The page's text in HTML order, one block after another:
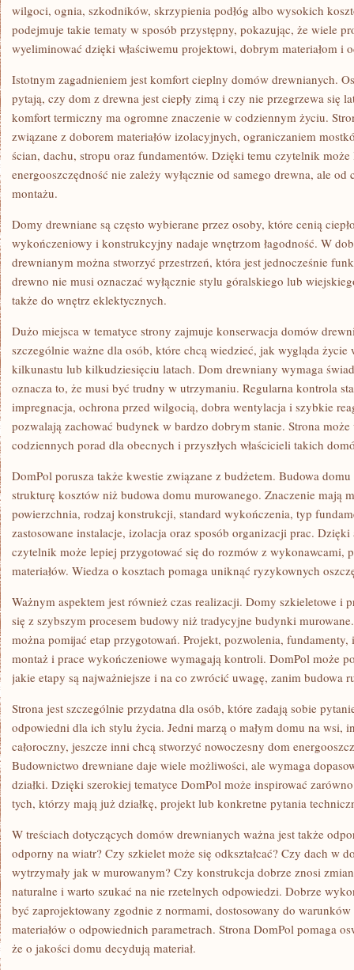
wilgoci, ognia, szkodników, skrzypienia podłóg albo wysokich
podejmuje takie tematy w sposób przystępny, pokazując, że wiele
wyeliminować dzięki właściwemu projektowi, dobrym materiałom i
Istotnym zagadnieniem jest komfort cieplny domów drewnianych.
pytają, czy dom z drewna jest ciepły zimą i czy nie przegrzewa się
komfort termiczny ma ogromne znaczenie w codziennym życiu.
związane z doborem materiałów izolacyjnych, ograniczaniem
ścian, dachu, stropu oraz fundamentów. Dzięki temu czytelnik
energooszczędność nie zależy wyłącznie od samego drewna, ale od
montażu.
Domy drewniane są często wybierane przez osoby, które cenią
wykończeniowy i konstrukcyjny nadaje wnętrzom łagodność. W
drewnianym można stworzyć przestrzeń, która jest jednocześnie
drewno nie musi oznaczać wyłącznie stylu góralskiego lub
także do wnętrz eklektycznych.
Dużo miejsca w tematyce strony zajmuje konserwacja domów
szczególnie ważne dla osób, które chcą wiedzieć, jak wygląda
kilkunastu lub kilkudziesięciu latach. Dom drewniany wymaga
oznacza to, że musi być trudny w utrzymaniu. Regularna kontrola
impregnacja, ochrona przed wilgocią, dobra wentylacja i szybkie
pozwalają zachować budynek w bardzo dobrym stanie. Strona
codziennych porad dla obecnych i przyszłych właścicieli takich
DomPol porusza także kwestie związane z budżetem. Budowa
strukturę kosztów niż budowa domu murowanego. Znaczenie mają
powierzchnia, rodzaj konstrukcji, standard wykończenia, typ
zastosowane instalacje, izolacja oraz sposób organizacji prac.
czytelnik może lepiej przygotować się do rozmów z wykonawcami,
materiałów. Wiedza o kosztach pomaga uniknąć ryzykownych
Ważnym aspektem jest również czas realizacji. Domy szkieletowe i
się z szybszym procesem budowy niż tradycyjne budynki
można pomijać etap przygotowań. Projekt, pozwolenia, fundamenty,
montaż i prace wykończeniowe wymagają kontroli. DomPol może
jakie etapy są najważniejsze i na co zwrócić uwagę, zanim budowa
Strona jest szczególnie przydatna dla osób, które zadają sobie
odpowiedni dla ich stylu życia. Jedni marzą o małym domu na wsi,
całoroczny, jeszcze inni chcą stworzyć nowoczesny dom
Budownictwo drewniane daje wiele możliwości, ale wymaga
działki. Dzięki szerokiej tematyce DomPol może inspirować
tych, którzy mają już działkę, projekt lub konkretne pytania
W treściach dotyczących domów drewnianych ważna jest także
odporny na wiatr? Czy szkielet może się odkształcać? Czy dach w
wytrzymały jak w murowanym? Czy konstrukcja dobrze znosi
naturalne i warto szukać na nie rzetelnych odpowiedzi. Dobrze
być zaprojektowany zgodnie z normami, dostosowany do
materiałów o odpowiednich parametrach. Strona DomPol pomaga
że o jakości domu decydują materiał.